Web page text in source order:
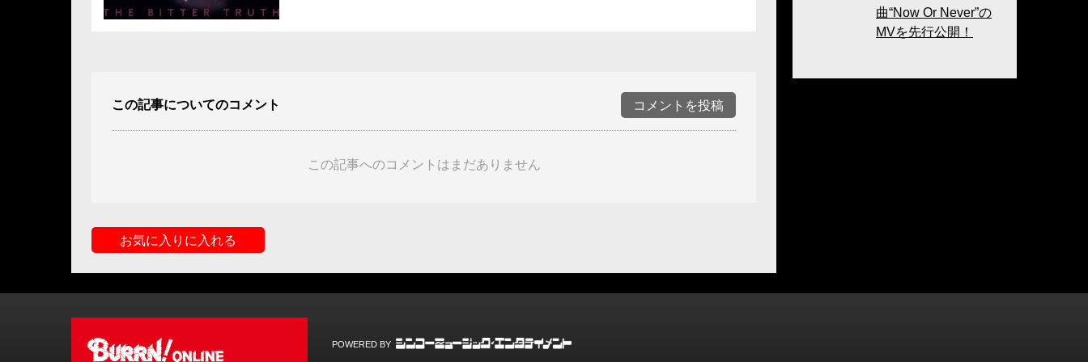
この記事についてのコメント コメントを投稿
この記事へのコメントはまだありません
お気に入りに入れる
曲“Now Or Never”の
MVを先行公開！
POWERED BY